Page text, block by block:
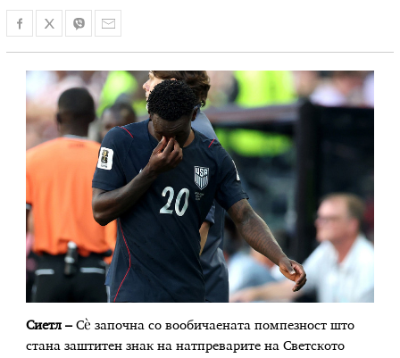
Сиетл –Сѐ започна со вообичаената помпезност што
стана заштитен знак на натпреварите на Светското